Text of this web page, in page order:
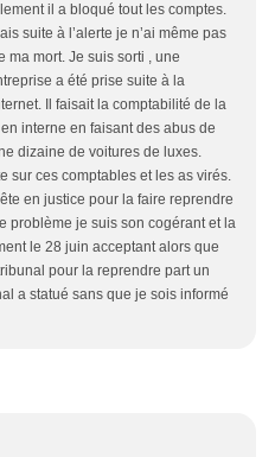
il a bloqué tout les comptes.
suite à l’alerte je n’ai même pas
ma mort. Je suis sorti , une
a été prise suite à la
Il faisait la comptabilité de la
interne en faisant des abus de
dizaine de voitures de luxes.
sur ces comptables et les as virés.
en justice pour la faire reprendre
problème je suis son cogérant et la
le 28 juin acceptant alors que
pour la reprendre part un
a statué sans que je sois informé